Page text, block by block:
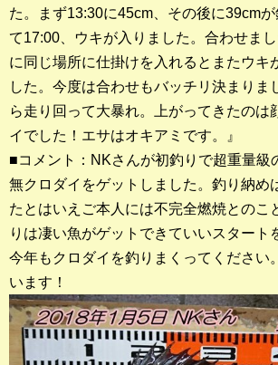
た。まず13:30に45cm、その後に39cm
て17:00、ウキが入りました。合わせま
に同じ場所に仕掛けを入れるとまたウキ
した。今度は合わせもバッチリ決まりま
ら走り回って大暴れ。上がってきたのは
イでした！エサはオキアミです。』
■コメント：NKさんが初釣りで超重量級
無クロダイをゲットしました。釣り納め
たとはいえご本人には不完全燃焼とのこ
りは凄い魚がゲットできていいスタート
今年もクロダイを釣りまくってください
います！
クロダイ部門
メジナ部門
シロギス部門
過去の釣果ランキング
ブログ・釣行記
スタッフブログ
店長釣行記
スタッフ釣行記
釣果投稿フォーム